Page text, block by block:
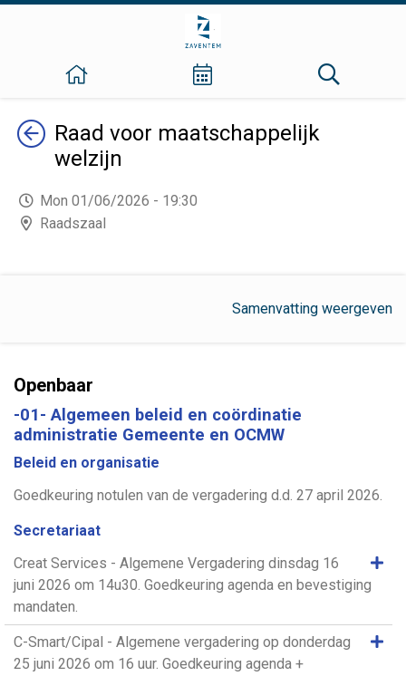
TerugRaad voor maatschappelijk
welzijn
Mon 01/06/2026 - 19:30
Raadszaal
Samenvatting weergeven
Openbaar
-01- Algemeen beleid en coördinatie
administratie Gemeente en OCMW
Beleid en organisatie
Goedkeuring notulen van de vergadering d.d. 27 april 2026.
Secretariaat
Creat Services - Algemene Vergadering dinsdag 16
juni 2026 om 14u30. Goedkeuring agenda en bevestiging
mandaten.
C-Smart/Cipal - Algemene vergadering op donderdag
25 juni 2026 om 16 uur. Goedkeuring agenda +